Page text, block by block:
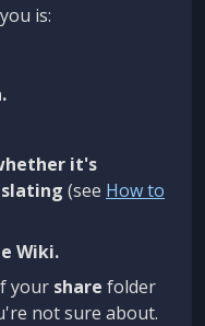
is:
it's
(see How to
Wiki.
your share folder
not sure about.